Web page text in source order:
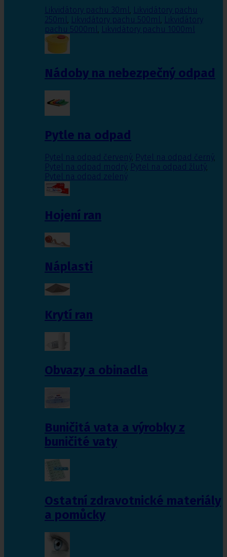
Likvidátory pachu 30ml, Likvidátory pachu
250ml, Likvidátory pachu 500ml, Likvidátory
pachu 5000ml, Likvidátory pachu 1000ml
Nádoby na nebezpečný odpad
Pytle na odpad
Pytel na odpad červený, Pytel na odpad černý,
Pytel na odpad modrý, Pytel na odpad žlutý,
Pytel na odpad zelený
Hojení ran
Náplasti
Krytí ran
Obvazy a obinadla
Buničitá vata a výrobky z
buničité vaty
Ostatní zdravotnické materiály
a pomůcky